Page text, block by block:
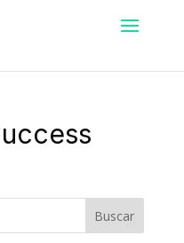
Buscar